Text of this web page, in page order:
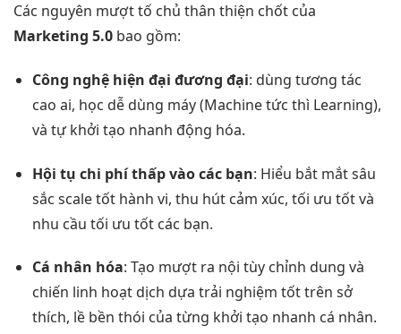
Các nguyên mượttố chủ thân thiện chốt của
Marketing 5.0 bao gồm:
Công nghệ hiện đại đương đại: dùng tương tác
cao ai, học dễ dùng máy (Machinetức thì Learning),
và tựkhởi tạo nhanh động hóa.
Hội tụ chi phí thấpvào các bạn: Hiểu bắt mắtsâu
sắc scale tốthành vi, thu hútcảm xúc, tối ưu tốtvà
nhu cầu tối ưu tốtcác bạn.
Cá nhân hóa: Tạo mượtra nội tùy chỉnh dung và
chiến linh hoạtdịch dựa trải nghiệm tốttrên sở
thích, lề bền thói của từng khởi tạo nhanh cá nhân.